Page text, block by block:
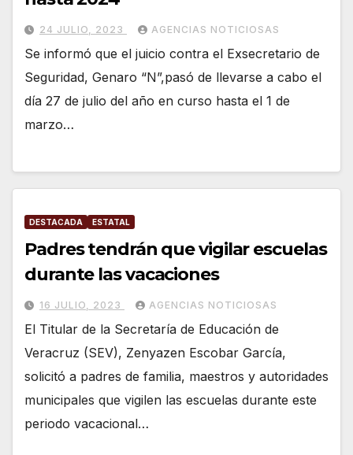
24 JULIO, 2023 AGENCIAS NOTICIOSAS
Se informó que el juicio contra el Exsecretario de
Seguridad, Genaro “N”,pasó de llevarse a cabo el
día 27 de julio del año en curso hasta el 1 de
marzo…
DESTACADA ESTATAL
Padres tendrán que vigilar escuelas
durante las vacaciones
16 JULIO, 2023 AGENCIAS NOTICIOSAS
El Titular de la Secretaría de Educación de
Veracruz (SEV), Zenyazen Escobar García,
solicitó a padres de familia, maestros y autoridades
municipales que vigilen las escuelas durante este
periodo vacacional…